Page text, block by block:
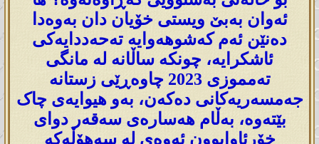
ئەوان بەبێ ویستی خۆیان دان بەوەدا
دەنێن ئەم کەشوهەوایە تەحەددایەکی
ئاشکرایە، چونکە ساڵانە لە مانگی
تەمموزی 2023 چاوەڕێی زستانە
جەمسەریەکانی دەکەن، بەو هیوایەی چاک
بێتەوە، بەڵام هەسارەی سەقەر دوای
خۆرئاوابوون ئەوەی لە سەهۆڵەکە